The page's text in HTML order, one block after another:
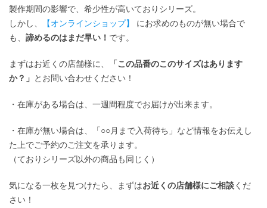
製作期間の影響で、希少性が高いておりシリーズ。
しかし、
【オンラインショップ】
にお求めのものが無い場合で
も、 諦めるのはまだ早い！ です。
まずはお近くの店舗様に、
「この品番のこのサイズはあります
か？」 とお問い合わせください！
・在庫がある場合は、一週間程度でお届けが出来ます。
・在庫が無い場合は、「○○月まで入荷待ち」など情報をお伝えし
た上でご予約のご注文を承ります。
（ておりシリーズ以外の商品も同じく）
気になる一枚を見つけたら、まずはお近くの店舗様にご相談くだ
さい！